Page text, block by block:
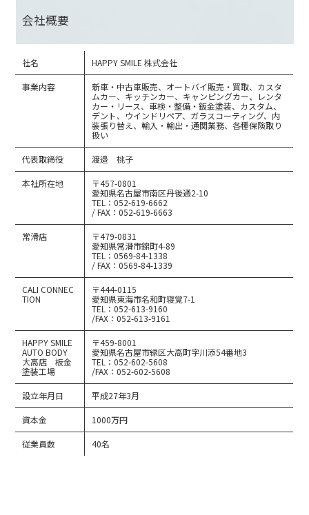
会社概要
社名 HAPPY SMILE 株式会社
事業内容
新車・中古車販売、オートバイ販売・買取、カスタ
ムカー、キッチンカー、キャンピングカー、レンタ
カー・リース、車検・整備・鈑金塗装、カスタム、
デント、ウインドリペア、ガラスコーティング、内
装張り替え、輸入・輸出・通関業務、各種保険取り
扱い
代表取締役 渡邉 桃子
本社所在地
〒457-0801
愛知県名古屋市南区丹後通2-10
TEL：052-619-6662
/ FAX：052-619-6663
常滑店
〒479-0831
愛知県常滑市錦町4-89
TEL：0569-84-1338
/ FAX：0569-84-1339
CALI CONNEC
TION
〒444-0115
愛知県東海市名和町寝覚7-1
TEL：052-613-9160
/FAX：052-613-9161
HAPPY SMILE
AUTO BODY
大高店 板金
塗装工場
〒459-8001
愛知県名古屋市緑区大高町字川添54番地3
TEL：052-602-5608
/FAX：052-602-5608
設立年月日 平成27年3月
資本金 1000万円
従業員数 40名